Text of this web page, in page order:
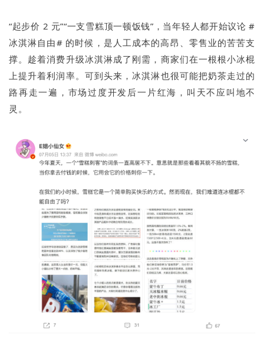
“起步价 2 元”“一支雪糕顶一顿饭钱”，当年轻人都开始议论 #
冰淇淋自由# 的时候，是人工成本的高昂、零售业的苦苦支
撑。趁着消费升级冰淇淋成了刚需，商家们在一根根小冰棍
上提升着利润率。可到头来，冰淇淋也很可能把奶茶走过的
路再走一遍，市场过度开发后一片红海，叫天不应叫地不
灵。